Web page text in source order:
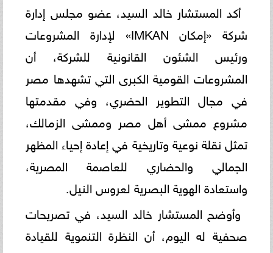
​أكد المستشار خالد السيد، عضو مجلس إدارة
شركة «إمكان IMKAN» لإدارة المشروعات
ورئيس الشئون القانونية للشركة، أن
المشروعات القومية الكبرى التي تشهدها مصر
في مجال التطوير الحضري، وفي مقدمتها
مشروع ممشى أهل مصر وممشى الزمالك،
تمثل نقلة نوعية وتاريخية في إعادة إحياء المظهر
الجمالي والحضاري للعاصمة المصرية،
واستعادة الهوية البصرية لعروس النيل.
​وأوضح المستشار خالد السيد، في تصريحات
صحفية له اليوم، أن النظرة التنموية للقيادة